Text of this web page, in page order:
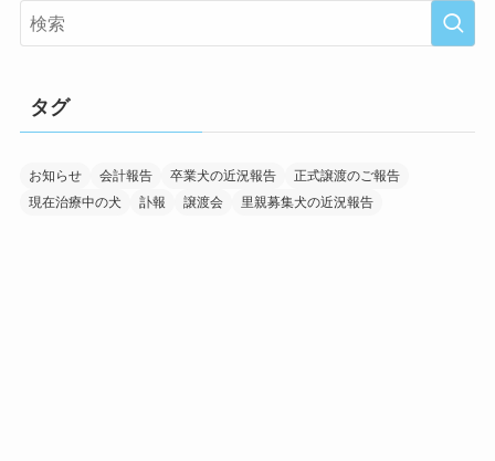
タグ
お知らせ 会計報告 卒業犬の近況報告
正式譲渡のご報告
現在治療中の犬
訃報 譲渡会 里親募集犬の近況報告